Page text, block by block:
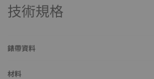
技術規格
錶帶資料
材料